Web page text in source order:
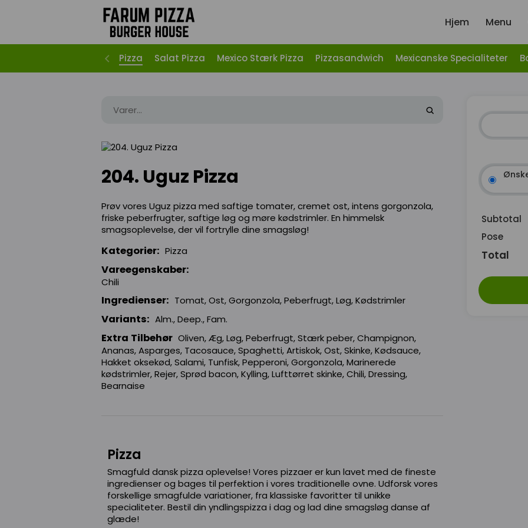
Hjem Menu
Pizza Salat Pizza Mexico Stærk Pizza Pizzasandwich Mexicanske Specialiteter
204. Uguz Pizza
Prøv vores Uguz pizza med saftige tomater, cremet ost, intens gorgonzola,
friske peberfrugter, saftige løg og møre kødstrimler. En himmelsk
smagsoplevelse, der vil fortrylle dine smagsløg!
Kategorier: Pizza
Vareegenskaber:
Chili
Ingredienser: Tomat, Ost, Gorgonzola, Peberfrugt, Løg, Kødstrimler
Variants: Alm., Deep., Fam.
Extra Tilbehør Oliven, Æg, Løg, Peberfrugt, Stærk peber, Champignon,
Ananas, Asparges, Tacosauce, Spaghetti, Artiskok, Ost, Skinke, Kødsauce,
Hakket oksekød, Salami, Tunfisk, Pepperoni, Gorgonzola, Marinerede
kødstrimler, Rejer, Sprød bacon, Kylling, Lufttørret skinke, Chili, Dressing,
Bearnaise
Pizza
Smagfuld dansk pizza oplevelse! Vores pizzaer er kun lavet med de fineste
ingredienser og bages til perfektion i vores traditionelle ovne. Udforsk vores
forskellige smagfulde variationer, fra klassiske favoritter til unikke
specialiteter. Bestil din yndlingspizza i dag og lad dine smagsløg danse af
glæde!
Subtotal
Pose
Total